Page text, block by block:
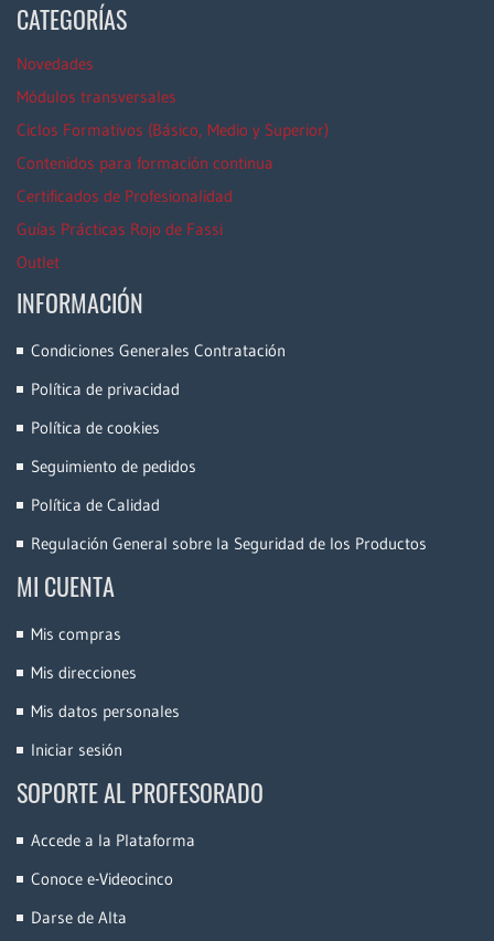
CATEGORÍAS
Novedades
Módulos transversales
Ciclos Formativos (Básico, Medio y Superior)
Contenidos para formación continua
Certificados de Profesionalidad
Guías Prácticas Rojo de Fassi
Outlet
INFORMACIÓN
Condiciones Generales Contratación
Política de privacidad
Política de cookies
Seguimiento de pedidos
Política de Calidad
Regulación General sobre la Seguridad de los Productos
MI CUENTA
Mis compras
Mis direcciones
Mis datos personales
Iniciar sesión
SOPORTE AL PROFESORADO
Accede a la Plataforma
Conoce e-Videocinco
Darse de Alta